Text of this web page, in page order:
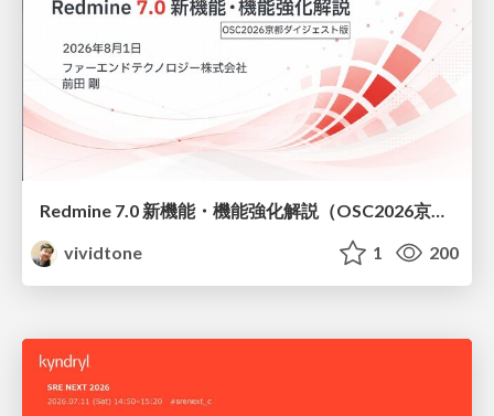
Redmine 7.0 新機能・機能強化解説（OSC2026京都ダイジェスト版）
vividtone
1 200